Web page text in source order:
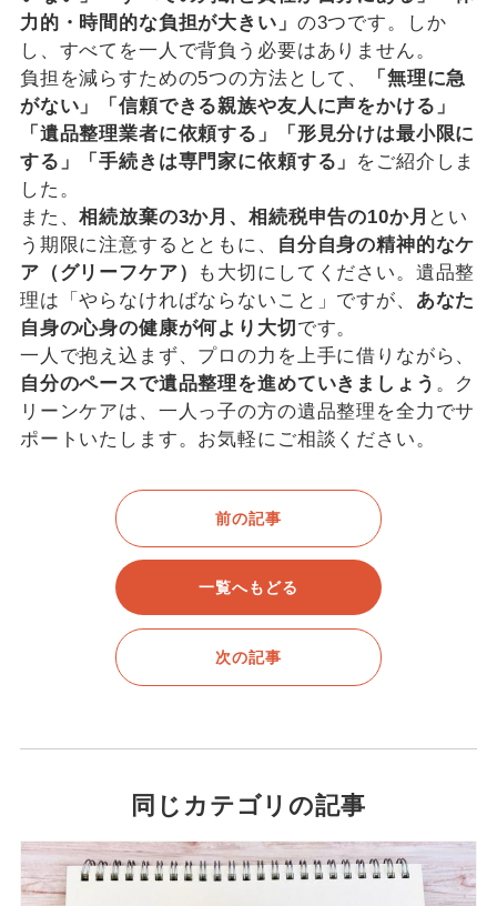
力的・時間的な負担が大きい」 の3つです。しか
し、すべてを一人で背負う必要はありません。
負担を減らすための5つの方法として、
「無理に急
がない」「信頼できる親族や友人に声をかける」
「遺品整理業者に依頼する」「形見分けは最小限に
する」「手続きは専門家に依頼する」 をご紹介しま
した。
また、相続放棄の3か月、相続税申告の10か月 とい
う期限に注意するとともに、
自分自身の精神的なケ
ア（グリーフケア）
も大切にしてください。遺品整
理は「やらなければならないこと」ですが、 あなた
自身の心身の健康が何より大切 です。
一人で抱え込まず、プロの力を上手に借りながら、
自分のペースで遺品整理を進めていきましょう 。ク
リーンケアは、一人っ子の方の遺品整理を全力でサ
ポートいたします。お気軽にご相談ください。
前の記事
一覧へもどる
次の記事
同じカテゴリの記事